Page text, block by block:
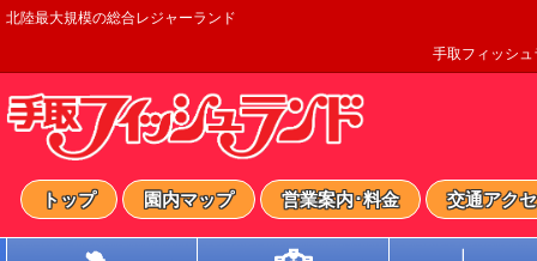
北陸最大規模の総合レジャーランド
手取フィッシュ
トップ 園内マップ 営業案内･料金 交通アク